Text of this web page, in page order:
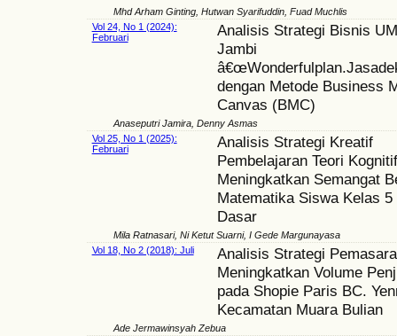
Mhd Arham Ginting, Hutwan Syarifuddin, Fuad Muchlis
Vol 24, No 1 (2024):
Februari
Analisis Strategi Bisnis
Jambi
dengan Metode Business
Canvas (BMC)
Anaseputri Jamira, Denny Asmas
Vol 25, No 1 (2025):
Februari
Analisis Strategi Kreatif
Pembelajaran Teori
Meningkatkan Semangat
Matematika Siswa Kelas 5
Dasar
Mila Ratnasari, Ni Ketut Suarni, I Gede Margunayasa
Vol 18, No 2 (2018): Juli
Analisis Strategi
Meningkatkan Volume
pada Shopie Paris BC.
Kecamatan Muara Bulian
Ade Jermawinsyah Zebua